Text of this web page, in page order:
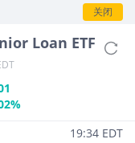
关闭
Loan ETF
19:34 EDT